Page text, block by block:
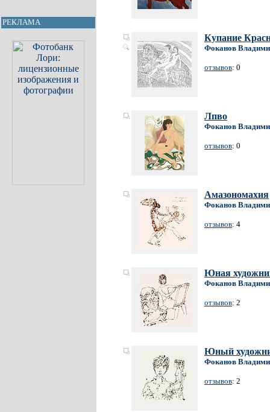
РЕКЛАМА
Купание
Фоканов
отзывов: 0
Лпво
Фоканов
отзывов: 0
Амазономахия
Фоканов
отзывов: 4
Юная
Фоканов
отзывов: 2
Юный
Фоканов
отзывов: 2